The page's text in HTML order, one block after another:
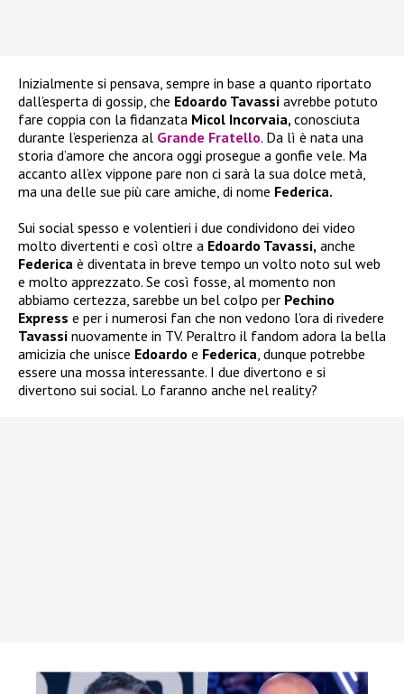
Inizialmente si pensava, sempre in base a quanto riportato
dall’esperta di gossip, che Edoardo Tavassi avrebbe potuto
fare coppia con la fidanzata Micol Incorvaia,conosciuta
durante l’esperienza al Grande Fratello. Da lì è nata una
storia d’amore che ancora oggi prosegue a gonfie vele. Ma
accanto all’ex vippone pare non ci sarà la sua dolce metà,
ma una delle sue più care amiche, di nome Federica.
Sui social spesso e volentieri i due condividono dei video
molto divertenti e così oltre a Edoardo Tavassi, anche
Federica è diventata in breve tempo un volto noto sul web
e molto apprezzato. Se così fosse, al momento non
abbiamo certezza, sarebbe un bel colpo per Pechino
Express e per i numerosi fan che non vedono l’ora di rivedere
Tavassi nuovamente in TV. Peraltro il fandom adora la bella
amicizia che unisce Edoardo e Federica, dunque potrebbe
essere una mossa interessante. I due divertono e si
divertono sui social. Lo faranno anche nel reality?